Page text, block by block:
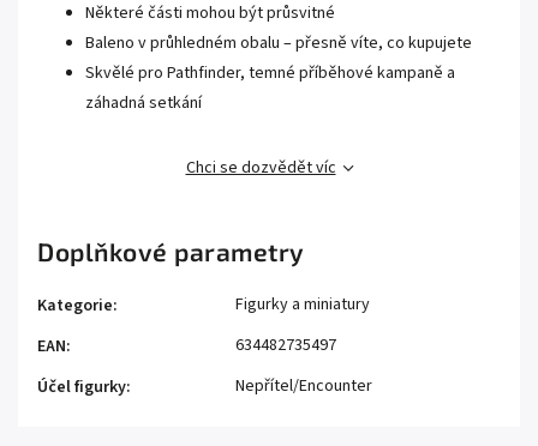
Některé části mohou být průsvitné
Baleno v průhledném obalu – přesně víte, co kupujete
Skvělé pro Pathfinder, temné příběhové kampaně a
záhadná setkání
Chci se dozvědět víc
Doplňkové parametry
Kategorie:
Figurky a miniatury
EAN:
634482735497
Účel figurky: Nepřítel/Encounter